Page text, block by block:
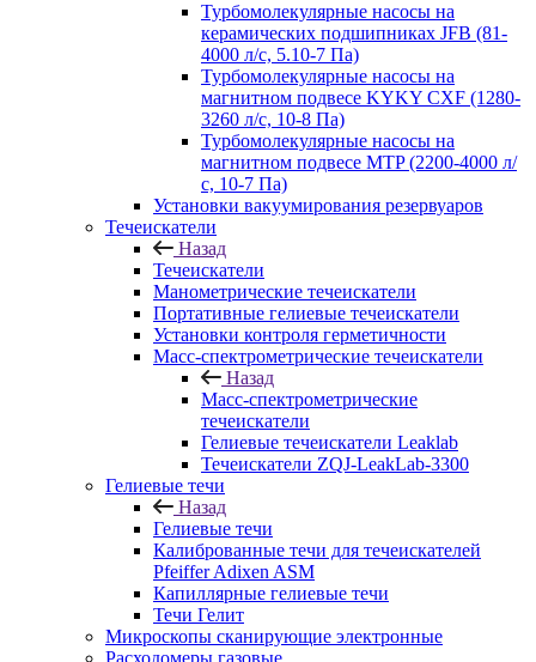
Турбомолекулярные насосы на
керамических подшипниках JFB (81-
4000 л/с, 5.10-7 Па)
Турбомолекулярные насосы на
магнитном подвесе KYKY CXF (1280-
3260 л/с, 10-8 Па)
Турбомолекулярные насосы на
магнитном подвесе MTP (2200-4000 л/
с, 10-7 Па)
Установки вакуумирования резервуаров
Течеискатели
Назад
Течеискатели
Манометрические течеискатели
Портативные гелиевые течеискатели
Установки контроля герметичности
Масс-спектрометрические течеискатели
Назад
Масс-спектрометрические
течеискатели
Гелиевые течеискатели Leaklab
Течеискатели ZQJ-LeakLab-3300
Гелиевые течи
Назад
Гелиевые течи
Калиброванные течи для течеискателей
Pfeiffer Adixen ASM
Капиллярные гелиевые течи
Течи Гелит
Микроскопы сканирующие электронные
Расходомеры газовые